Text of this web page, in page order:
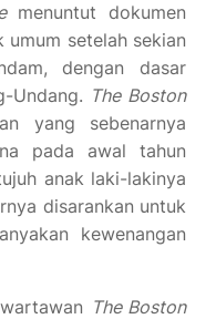
menuntut dokumen
umum setelah sekian
dengan dasar
Undang. The Boston
yang sebenarnya
pada awal tahun
anak laki-lakinya
disarankan untuk
kewenangan
The Boston